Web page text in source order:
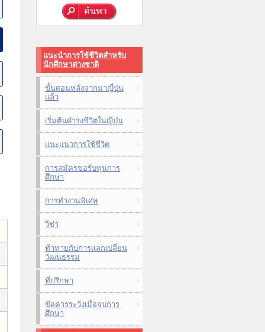
แนะนำการใช้ชีวิตสำหรับ
นักศึกษาต่างชาติ
ขั้นตอนหลังจากมาญี่ปุ่น
แล้ว
เริ่มต้นดำรงชีวิตในญี่ปุ่น
แนะแนวการใช้ชีวิต
การสมัครขอรับทุนการ
ศึกษา
การทำงานพิเศษ
วีซ่า
ท้าทายกับการแลกเปลี่ยน
วัฒนธรรม
ที่ปรึกษา
ข้อควรระวังเมื่อจบการ
ศึกษา